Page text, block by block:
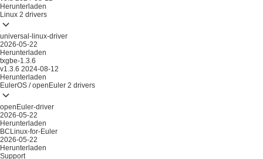
Herunterladen
Linux 2 drivers
universal-linux-driver
2026-05-22
Herunterladen
txgbe-1.3.6
v1.3.6 2024-08-12
Herunterladen
EulerOS / openEuler 2 drivers
openEuler-driver
2026-05-22
Herunterladen
BCLinux-for-Euler
2026-05-22
Herunterladen
Support